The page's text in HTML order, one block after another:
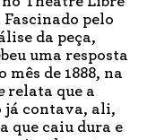
pelo
da peça,
uma resposta
de 1888, na
relata que a
já contava, ali,
que caiu dura e